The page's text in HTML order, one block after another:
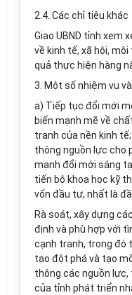
2.4. Các chỉ tiêu khác
Giao UBND tỉnh xem
về kinh tế, xã hội,
quả thực hiện hàng
3. Một số nhiệm vụ
a) Tiếp tục đổi mới
biến mạnh mẽ về
tranh của nền kinh
thông nguồn lực cho
mạnh đổi mới sáng
tiến bộ khoa học kỹ
vốn đầu tư, nhất là
Rà soát, xây dựng
định và phù hợp với
cạnh tranh, trong đó
tạo đột phá và tạo
thông các nguồn
của tỉnh phát triển